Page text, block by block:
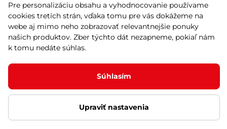
Prečo nakupovať u nás? Viac výhod
Sme výrobcovia
Zakladáme si na vysokej
kvalite produktov aj
Pre personalizáciu obsahu a vyhodnocovanie používame
cookies tretích strán, vďaka tomu pre vás dokážeme na
webe aj mimo neho zobrazovať relevantnejšie ponuky
našich produktov. Zber týchto dát nezapneme, pokiaľ nám
k tomu nedáte súhlas.
Súhlasím
Upraviť nastavenia